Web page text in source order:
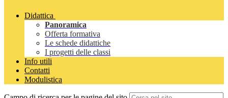
Didattica
Panoramica
Offerta formativa
Le schede didattiche
I progetti delle classi
Info utili
Contatti
Modulistica